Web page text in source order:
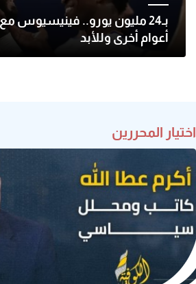
أعوام أخرى وللأبد
اختيار المحررين